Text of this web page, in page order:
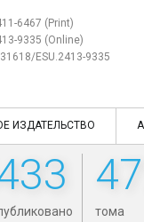
6467 (Print)
9335 (Online)
ESU.2413-9335
ИЗДАТЕЛЬСТВО
тома